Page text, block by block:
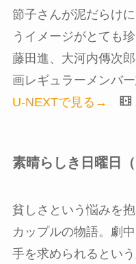
節子さんが泥だらけ
うイメージがとても
藤田進、大河内傳次
画レギュラーメンバ
U-NEXTで見る→
素晴らしき日曜日（
貧しさという悩みを
カップルの物語。劇
手を求められるとい